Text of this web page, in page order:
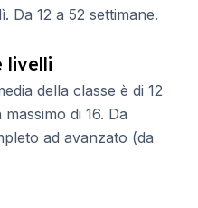
Da 12 a 52 settimane.
livelli
della classe è di 12
di 16. Da
ad avanzato (da